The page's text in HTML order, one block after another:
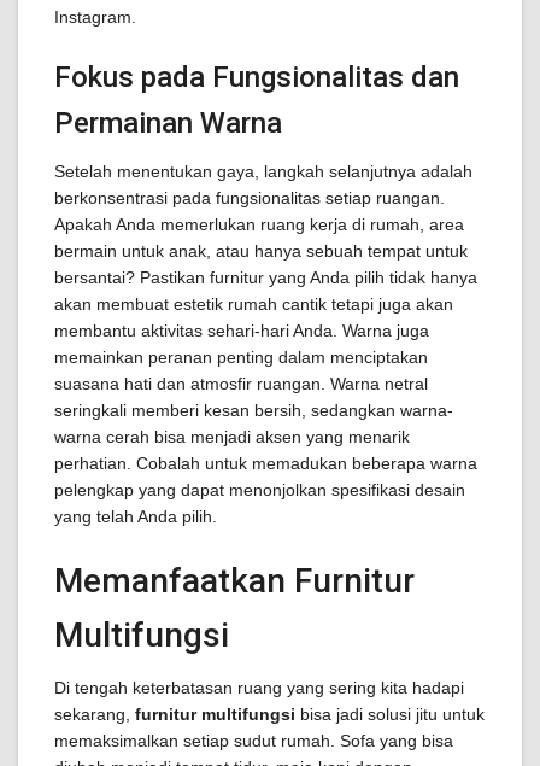
Instagram.
Fokus pada Fungsionalitas dan
Permainan Warna
Setelah menentukan gaya, langkah selanjutnya adalah
berkonsentrasi pada fungsionalitas setiap ruangan.
Apakah Anda memerlukan ruang kerja di rumah, area
bermain untuk anak, atau hanya sebuah tempat untuk
bersantai? Pastikan furnitur yang Anda pilih tidak hanya
akan membuat estetik rumah cantik tetapi juga akan
membantu aktivitas sehari-hari Anda. Warna juga
memainkan peranan penting dalam menciptakan
suasana hati dan atmosfir ruangan. Warna netral
seringkali memberi kesan bersih, sedangkan warna-
warna cerah bisa menjadi aksen yang menarik
perhatian. Cobalah untuk memadukan beberapa warna
pelengkap yang dapat menonjolkan spesifikasi desain
yang telah Anda pilih.
Memanfaatkan Furnitur
Multifungsi
Di tengah keterbatasan ruang yang sering kita hadapi
sekarang, furnitur multifungsi bisa jadi solusi jitu untuk
memaksimalkan setiap sudut rumah. Sofa yang bisa